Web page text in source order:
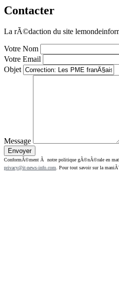
Contacter
La rÃ©daction du site
Votre Nom
Votre Email
Objet
Message
ConformÃ©ment Ã notre politique gÃ©nÃ©rale en
privacy@it-news-info.com . Pour tout savoir sur la